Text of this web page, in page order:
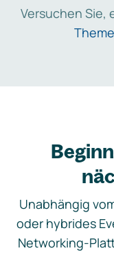
Versuchen Sie,
Unabhängig
oder hybrides
Networking-